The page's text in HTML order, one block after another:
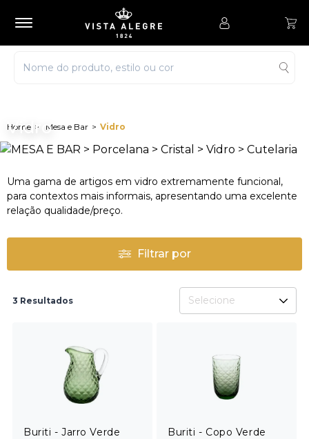
Mesa e Bar Vidro
Vidro
Uma gama de artigos em vidro extremamente funcional,
para contextos mais informais, apresentando uma excelente
relação qualidade/preço.
Filtrar por
3 Resultados Selecione
Buriti - Jarro Verde Buriti - Copo Verde